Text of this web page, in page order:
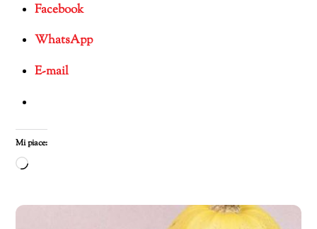
Facebook
WhatsApp
E-mail
Mi piace:
Caricamento
corso…